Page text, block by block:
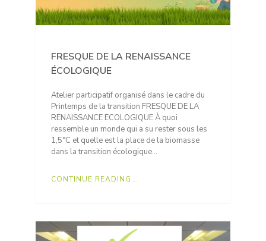
FRESQUE DE LA RENAISSANCE
ÉCOLOGIQUE
Atelier participatif organisé dans le cadre du
Printemps de la transition FRESQUE DE LA
RENAISSANCE ECOLOGIQUE À quoi
ressemble un monde qui a su rester sous les
1,5°C et quelle est la place de la biomasse
dans la transition écologique…
CONTINUE READING...